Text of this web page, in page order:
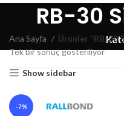
RB-30
Ana Sayfa
Ürünler “RB-30
Tek bir sonuç gösteriliyor
Show sidebar
-7%